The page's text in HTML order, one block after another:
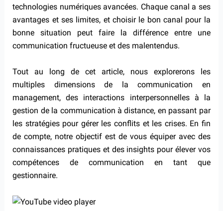
technologies numériques avancées. Chaque canal a ses
avantages et ses limites, et choisir le bon canal pour la
bonne situation peut faire la différence entre une
communication fructueuse et des malentendus.
Tout au long de cet article, nous explorerons les
multiples dimensions de la communication en
management, des interactions interpersonnelles à la
gestion de la communication à distance, en passant par
les stratégies pour gérer les conflits et les crises. En fin
de compte, notre objectif est de vous équiper avec des
connaissances pratiques et des insights pour élever vos
compétences de communication en tant que
gestionnaire.